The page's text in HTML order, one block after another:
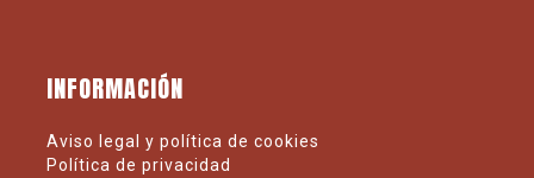
INFORMACIÓN
Aviso legal y política de cookies
Política de privacidad